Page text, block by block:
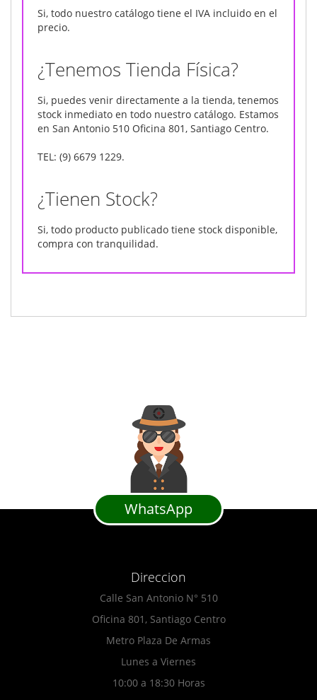
Si, todo nuestro catálogo tiene el IVA incluido en el
precio.
¿Tenemos Tienda Física?
Si, puedes venir directamente a la tienda, tenemos
stock inmediato en todo nuestro catálogo. Estamos
en San Antonio 510 Oficina 801, Santiago Centro.
TEL: (9) 6679 1229.
¿Tienen Stock?
Si, todo producto publicado tiene stock disponible,
compra con tranquilidad.
WhatsApp
Direccion
Calle San Antonio N° 510
Oficina 801, Santiago Centro
Metro Plaza De Armas
Lunes a Viernes
10:00 a 18:30 Horas